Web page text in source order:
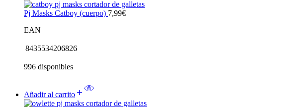
Pj Masks Catboy (cuerpo) 7,99€
EAN
8435534206826
996 disponibles
Añadir al carrito